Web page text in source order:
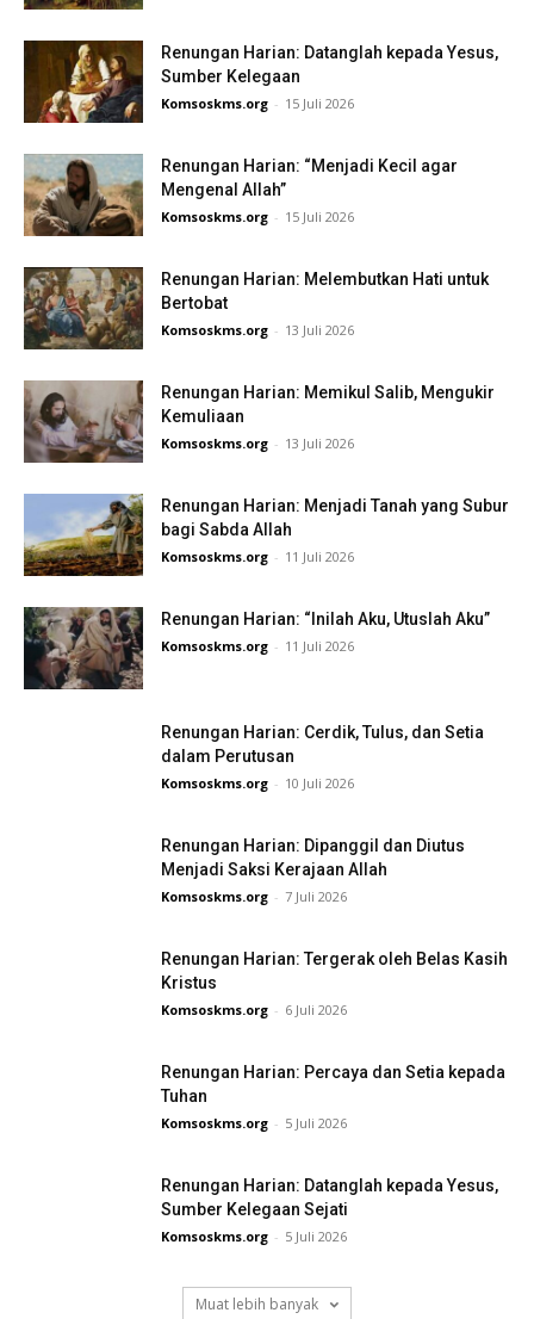
Renungan Harian: Datanglah kepada Yesus,
Sumber Kelegaan
Komsoskms.org - 15 Juli 2026
Renungan Harian: “Menjadi Kecil agar
Mengenal Allah”
Komsoskms.org - 15 Juli 2026
Renungan Harian: Melembutkan Hati untuk
Bertobat
Komsoskms.org - 13 Juli 2026
Renungan Harian: Memikul Salib, Mengukir
Kemuliaan
Komsoskms.org - 13 Juli 2026
Renungan Harian: Menjadi Tanah yang Subur
bagi Sabda Allah
Komsoskms.org - 11 Juli 2026
Renungan Harian: “Inilah Aku, Utuslah Aku”
Komsoskms.org - 11 Juli 2026
Renungan Harian: Cerdik, Tulus, dan Setia
dalam Perutusan
Komsoskms.org - 10 Juli 2026
Renungan Harian: Dipanggil dan Diutus
Menjadi Saksi Kerajaan Allah
Komsoskms.org - 7 Juli 2026
Renungan Harian: Tergerak oleh Belas Kasih
Kristus
Komsoskms.org - 6 Juli 2026
Renungan Harian: Percaya dan Setia kepada
Tuhan
Komsoskms.org - 5 Juli 2026
Renungan Harian: Datanglah kepada Yesus,
Sumber Kelegaan Sejati
Komsoskms.org - 5 Juli 2026
Muat lebih banyak